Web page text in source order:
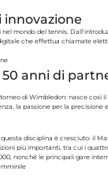
innovazione
nel mondo del tennis.
che effettua chiamate
50 anni di
di Wimbledon: nasce
la passione per la
disciplina è cresciuto: il
più importanti, tra cui i
nonché le principali gare